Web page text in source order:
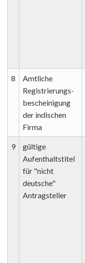
8
Amtliche
Registrierungs-
bescheinigung
der indischen
Firma
9
gültige
Aufenthaltstitel
für "nicht
deutsche"
Antragsteller